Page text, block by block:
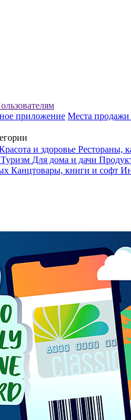
приложение Места продажи
и здоровье Рестораны,
Туризм Для дома и дачи
Канцтовары, книги и софт